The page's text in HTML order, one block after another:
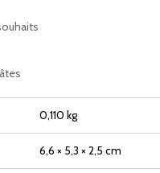
0,110 kg
6,6 × 5,3 × 2,5 cm